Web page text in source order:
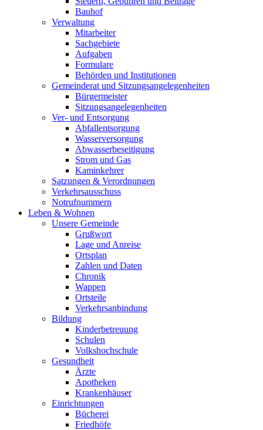
Bauhof
Verwaltung
Mitarbeiter
Sachgebiete
Aufgaben
Formulare
Behörden und Institutionen
Gemeinderat und Sitzungsangelegenheiten
Bürgermeister
Sitzungsangelegenheiten
Ver- und Entsorgung
Abfallentsorgung
Wasserversorgung
Abwasserbeseitigung
Strom und Gas
Kaminkehrer
Satzungen & Verordnungen
Verkehrsausschuss
Notrufnummern
Leben & Wohnen
Unsere Gemeinde
Grußwort
Lage und Anreise
Ortsplan
Zahlen und Daten
Chronik
Wappen
Ortsteile
Verkehrsanbindung
Bildung
Kinderbetreuung
Schulen
Volkshochschule
Gesundheit
Ärzte
Apotheken
Krankenhäuser
Einrichtungen
Bücherei
Friedhöfe